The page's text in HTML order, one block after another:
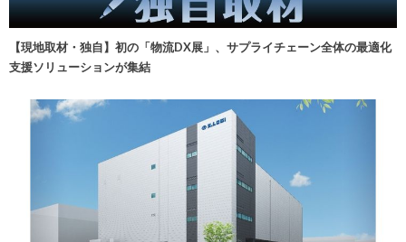
【現地取材・独自】初の「物流DX展」、サプライチェーン全体の最適化
支援ソリューションが集結